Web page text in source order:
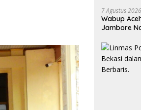
7 Agustus 2026
Wabup
Jambore